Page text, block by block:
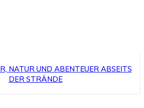
NATUR UND ABENTEUER ABSEITS
DER STRÄNDE